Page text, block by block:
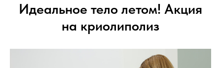
Идеальное тело летом! Акция
на криолиполиз